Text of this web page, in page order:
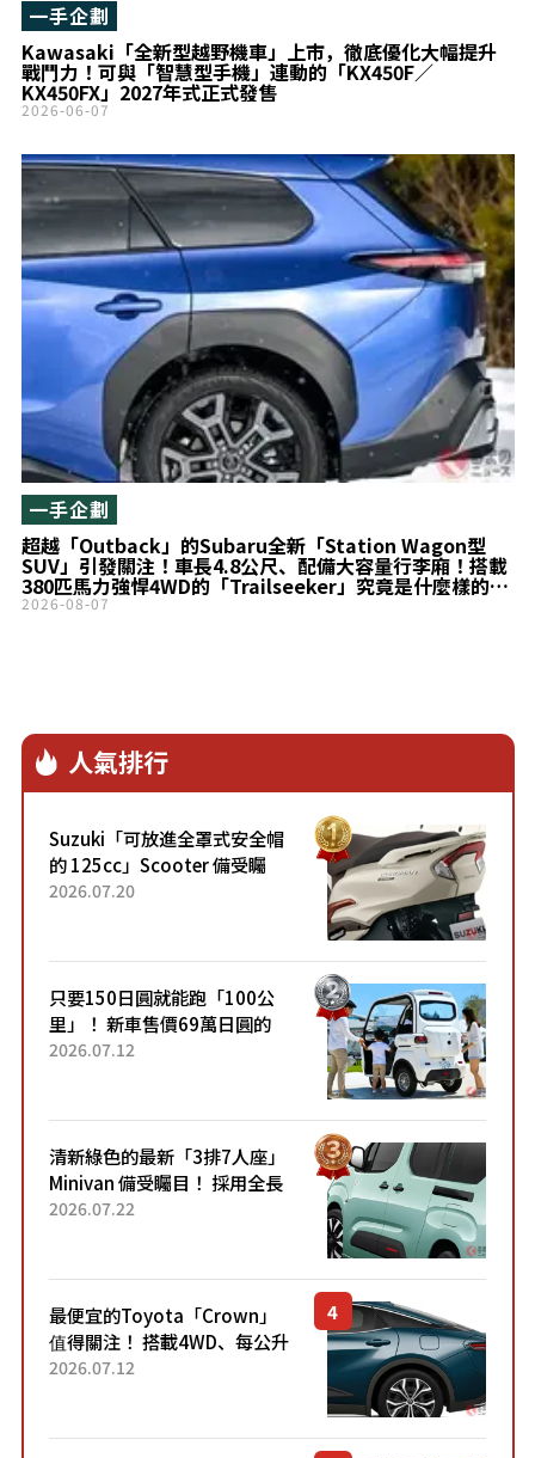
Kawasaki「全新型越野機車」上市，徹底優化大幅提升
戰鬥力！可與「智慧型手機」連動的「KX450F／
KX450FX」2027年式正式發售
一手企劃
2026-06-07
超越「Outback」的Subaru全新「Station Wagon型
SUV」引發關注！車長4.8公尺、配備大容量行李廂！搭載
380匹馬力強悍4WD的「Trailseeker」究竟是什麼樣的
車？
一手企劃
2026-08-07
人氣排行
Suzuki「可放進全罩式安全帽
的 125cc」Scooter 備受矚
目！採用全新流線設計與各項
2026.07.20
只要150日圓就能跑「100公
里」！ 新車售價69萬日圓的
「3人座」Trike大受歡迎！ 順
2026.07.12
清新綠色的最新「3排7人座」
Minivan 備受矚目！ 採用全長
4.7公尺剛剛好的車身尺寸與
2026.07.22
最便宜的Toyota「Crown」
值得關注！ 搭載4WD、每公升
22.4公里低油耗表現超亮眼！
2026.07.12